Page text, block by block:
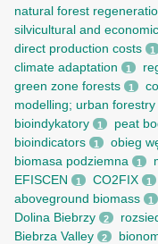
natural forest
silvicultural and
direct production costs 1
climate adaptation 1
green zone forests 1
modelling; urban forestry
bioindykatory 1 peat
bioindicators 1 obieg
biomasa podziemna 1
EFISCEN 1 CO2FIX 1
aboveground biomass 1
Dolina Biebrzy 2
Biebrza Valley 2